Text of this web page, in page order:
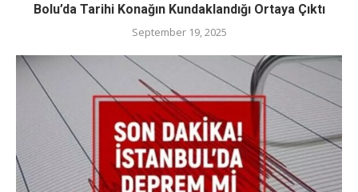
Bolu’da Tarihi Konağın Kundaklandığı Ortaya Çıktı
September 19, 2025